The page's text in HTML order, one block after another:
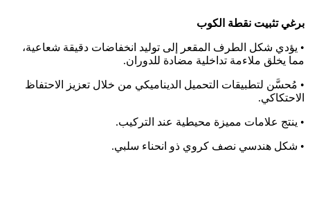
برغي تثبيت نقطة الكوب
• يؤدي شكل الطرف المقعر إلى توليد انخفاضات دقيقة شعاعية،
مما يخلق ملاءمة تداخلية مضادة للدوران.
• مُحسَّن لتطبيقات التحميل الديناميكي من خلال تعزيز الاحتفاظ
الاحتكاكي.
• ينتج علامات مميزة محيطية عند التركيب.
• شكل هندسي نصف كروي ذو انحناء سلبي.